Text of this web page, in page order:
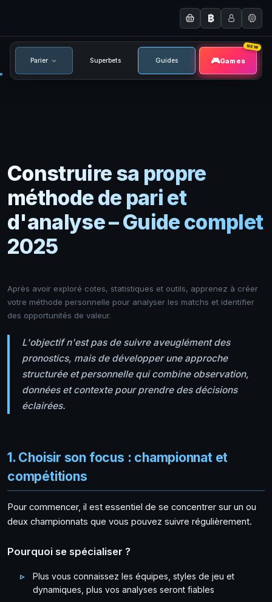
฿
Parier Superbets Guides Games
NEW
Construire sa propre
méthode de pari et
d'analyse – Guide complet
2025
Après avoir exploré cotes, statistiques et outils, apprenez à créer
votre méthode personnelle pour analyser les matchs et identifier
des opportunités de valeur.
L'objectif n'est pas de suivre aveuglément des
pronostics, mais de développer une approche
structurée et personnelle qui combine observation,
données et contexte pour prendre des décisions
éclairées.
1. Choisir son focus : championnat et
compétitions
Pour commencer, il est essentiel de se concentrer sur un ou
deux championnats que vous pouvez suivre régulièrement.
Pourquoi se spécialiser ?
Plus vous connaissez les équipes, styles de jeu et
dynamiques, plus vos analyses seront fiables